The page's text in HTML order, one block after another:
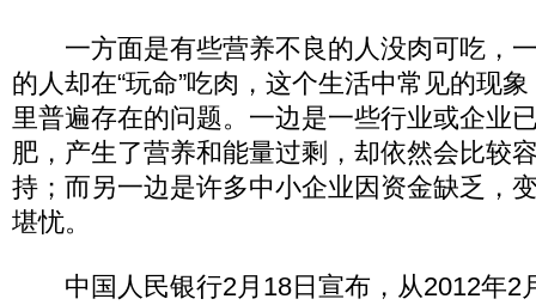
一方面是有些营养不良的人没肉可吃，
的人却在“玩命”吃肉，这个生活中常见的现
里普遍存在的问题。一边是一些行业或企业
肥，产生了营养和能量过剩，却依然会比较
持；而另一边是许多中小企业因资金缺乏，
堪忧。
中国人民银行2月18日宣布，从2012年2